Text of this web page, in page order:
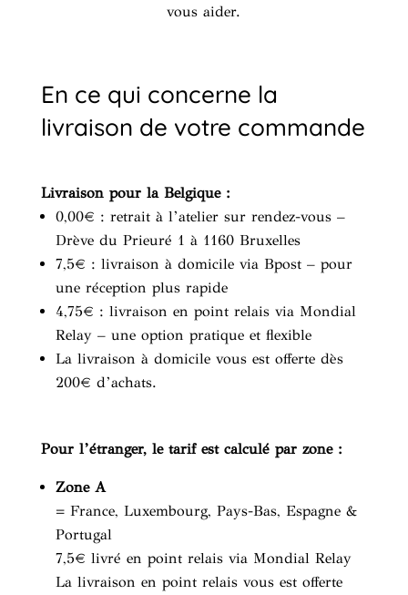
vous aider.
En ce qui concerne la
livraison de votre commande
Livraison pour la Belgique :
0,00€ : retrait à l’atelier sur rendez-vous –
Drève du Prieuré 1 à 1160 Bruxelles
7,5€ : livraison à domicile via Bpost – pour
une réception plus rapide
4,75€ : livraison en point relais via Mondial
Relay – une option pratique et flexible
La livraison à domicile vous est offerte dès
200€ d’achats.
Pour l’étranger, le tarif est calculé par zone :
Zone A
= France, Luxembourg, Pays-Bas, Espagne &
Portugal
7,5€ livré en point relais via Mondial Relay
La livraison en point relais vous est offerte